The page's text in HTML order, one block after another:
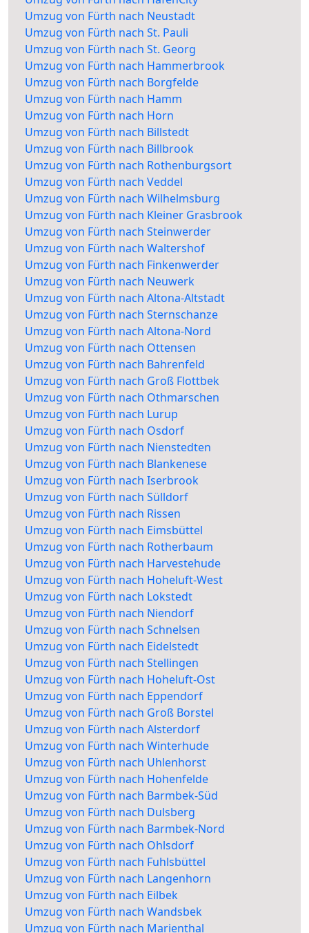
Umzug von Fürth nach Neustadt
Umzug von Fürth nach St. Pauli
Umzug von Fürth nach St. Georg
Umzug von Fürth nach Hammerbrook
Umzug von Fürth nach Borgfelde
Umzug von Fürth nach Hamm
Umzug von Fürth nach Horn
Umzug von Fürth nach Billstedt
Umzug von Fürth nach Billbrook
Umzug von Fürth nach Rothenburgsort
Umzug von Fürth nach Veddel
Umzug von Fürth nach Wilhelmsburg
Umzug von Fürth nach Kleiner Grasbrook
Umzug von Fürth nach Steinwerder
Umzug von Fürth nach Waltershof
Umzug von Fürth nach Finkenwerder
Umzug von Fürth nach Neuwerk
Umzug von Fürth nach Altona-Altstadt
Umzug von Fürth nach Sternschanze
Umzug von Fürth nach Altona-Nord
Umzug von Fürth nach Ottensen
Umzug von Fürth nach Bahrenfeld
Umzug von Fürth nach Groß Flottbek
Umzug von Fürth nach Othmarschen
Umzug von Fürth nach Lurup
Umzug von Fürth nach Osdorf
Umzug von Fürth nach Nienstedten
Umzug von Fürth nach Blankenese
Umzug von Fürth nach Iserbrook
Umzug von Fürth nach Sülldorf
Umzug von Fürth nach Rissen
Umzug von Fürth nach Eimsbüttel
Umzug von Fürth nach Rotherbaum
Umzug von Fürth nach Harvestehude
Umzug von Fürth nach Hoheluft-West
Umzug von Fürth nach Lokstedt
Umzug von Fürth nach Niendorf
Umzug von Fürth nach Schnelsen
Umzug von Fürth nach Eidelstedt
Umzug von Fürth nach Stellingen
Umzug von Fürth nach Hoheluft-Ost
Umzug von Fürth nach Eppendorf
Umzug von Fürth nach Groß Borstel
Umzug von Fürth nach Alsterdorf
Umzug von Fürth nach Winterhude
Umzug von Fürth nach Uhlenhorst
Umzug von Fürth nach Hohenfelde
Umzug von Fürth nach Barmbek-Süd
Umzug von Fürth nach Dulsberg
Umzug von Fürth nach Barmbek-Nord
Umzug von Fürth nach Ohlsdorf
Umzug von Fürth nach Fuhlsbüttel
Umzug von Fürth nach Langenhorn
Umzug von Fürth nach Eilbek
Umzug von Fürth nach Wandsbek
Umzug von Fürth nach Marienthal